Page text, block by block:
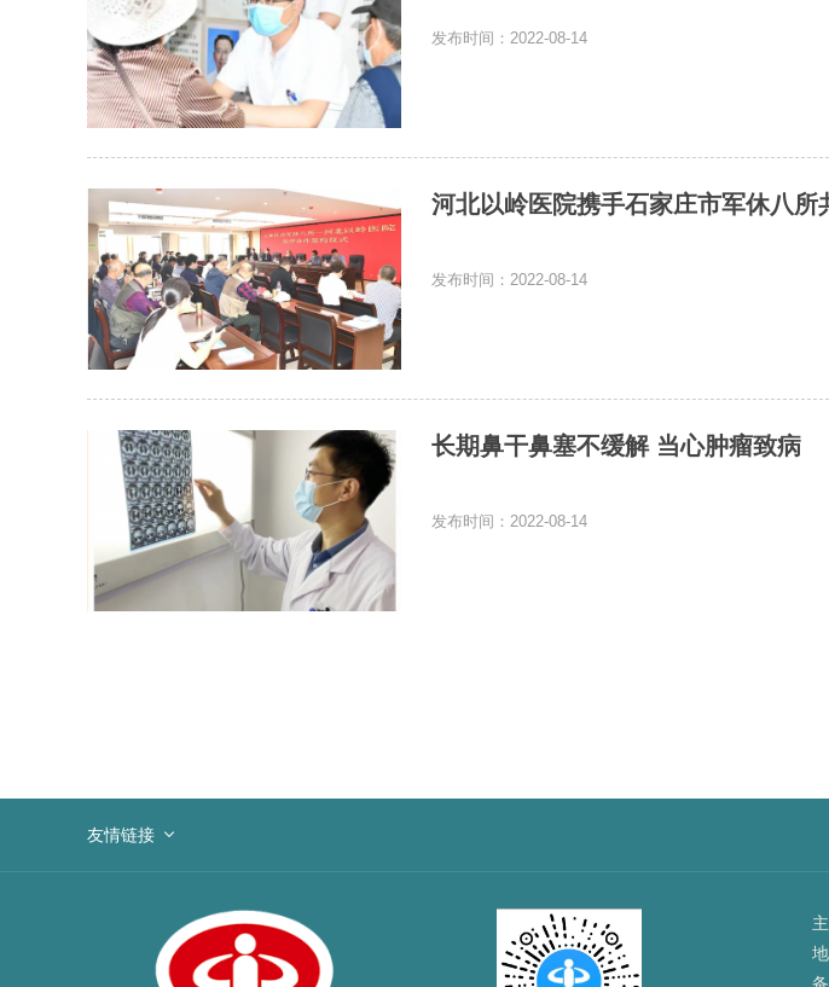
发布时间：2022-08-14
河北以岭医院携手石家庄市军休八
发布时间：2022-08-14
长期鼻干鼻塞不缓解 当心肿瘤致病
发布时间：2022-08-14
友情链接